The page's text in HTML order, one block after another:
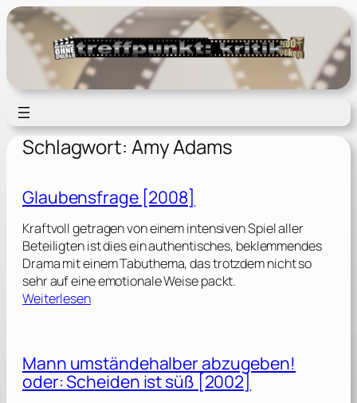
Zum
Inhalt
springen
Schlagwort: Amy Adams
Glaubensfrage [2008]
Kraftvoll getragen von einem intensiven Spiel aller
Beteiligten ist dies ein authentisches, beklemmendes
Drama mit einem Tabuthema, das trotzdem nicht so
sehr auf eine emotionale Weise packt.
Weiterlesen:
u
b
Mann umständehalber abzugeben!
oder: Scheiden ist süß [2002]